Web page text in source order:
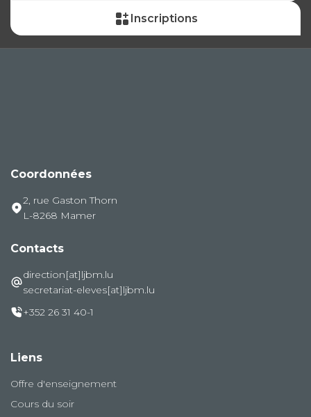
Inscriptions
Coordonnées
2, rue Gaston Thorn
L-8268 Mamer
Contacts
direction[at]ljbm.lu
secretariat-eleves[at]ljbm.lu
+352 26 31 40-1
Liens
Offre d'enseignement
Cours du soir